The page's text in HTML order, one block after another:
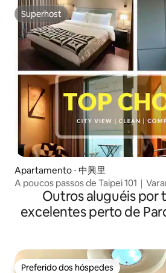
Superhost
Superhost
Apartamento ⋅ 中興里
A poucos passos de Taipei 101｜
Outros aluguéis por
excelentes perto de
Preferido dos hóspedes